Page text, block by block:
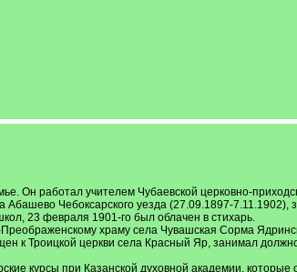
Он работал учителем Чубаевской церковно-
Чебоксарского уезда (27.09.1897-7.11.1902),
23 февраля 1901-го был облачен в стихарь.
храму села Чувашская Сорма
к Троицкой церкви села Красный Яр, занимал
курсы при Казанской духовной академии,